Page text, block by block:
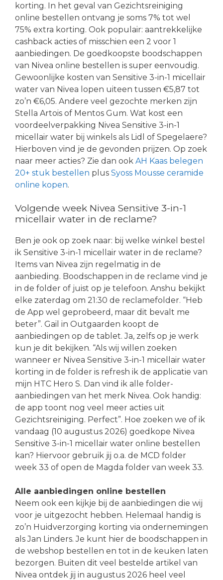
korting. In het geval van Gezichtsreiniging
online bestellen ontvang je soms 7% tot wel
75% extra korting. Ook populair: aantrekkelijke
cashback acties of misschien een 2 voor 1
aanbiedingen. De goedkoopste boodschappen
van Nivea online bestellen is super eenvoudig.
Gewoonlijke kosten van Sensitive 3-in-1 micellair
water van Nivea lopen uiteen tussen €5,87 tot
zo’n €6,05. Andere veel gezochte merken zijn
Stella Artois of Mentos Gum. Wat kost een
voordeelverpakking Nivea Sensitive 3-in-1
micellair water bij winkels als Lidl of Spegelaere?
Hierboven vind je de gevonden prijzen. Op zoek
naar meer acties? Zie dan ook AH Kaas belegen
20+ stuk bestellen plus Syoss Mousse ceramide
online kopen.
Volgende week Nivea Sensitive 3-in-1
micellair water in de reclame?
Ben je ook op zoek naar: bij welke winkel bestel
ik Sensitive 3-in-1 micellair water in de reclame?
Items van Nivea zijn regelmatig in de
aanbieding. Boodschappen in de reclame vind je
in de folder of juist op je telefoon. Anshu bekijkt
elke zaterdag om 21:30 de reclamefolder. “Heb
de App wel geprobeerd, maar dit bevalt me
beter”. Gail in Outgaarden koopt de
aanbiedingen op de tablet. Ja, zelfs op je werk
kun je dit bekijken. “Als wij willen zoeken
wanneer er Nivea Sensitive 3-in-1 micellair water
korting in de folder is refresh ik de applicatie van
mijn HTC Hero S. Dan vind ik alle folder-
aanbiedingen van het merk Nivea. Ook handig:
de app toont nog veel meer acties uit
Gezichtsreiniging. Perfect”. Hoe zoeken we of ik
vandaag (10 augustus 2026) goedkope Nivea
Sensitive 3-in-1 micellair water online bestellen
kan? Hiervoor gebruik jij o.a. de MCD folder
week 33 of open de Magda folder van week 33.
Alle aanbiedingen online bestellen
Neem ook een kijkje bij de aanbiedingen die wij
voor je uitgezocht hebben. Helemaal handig is
zo’n Huidverzorging korting via ondernemingen
als Jan Linders. Je kunt hier de boodschappen in
de webshop bestellen en tot in de keuken laten
bezorgen. Buiten dit veel bestelde artikel van
Nivea ontdek jij in augustus 2026 heel veel